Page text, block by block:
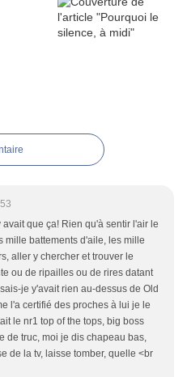
que ça! Rien qu'à sentir l'air le
mille battements d'aile, les mille
aller y chercher et trouver le
ou de ripailles ou de rires datant
je y'avait rien au-dessus de Old
l'a certifié des proches à lui je le
le nr1 top of the tops, big boss
de truc, moi je dis chapeau bas,
de la tv, laisse tomber, quelle <br